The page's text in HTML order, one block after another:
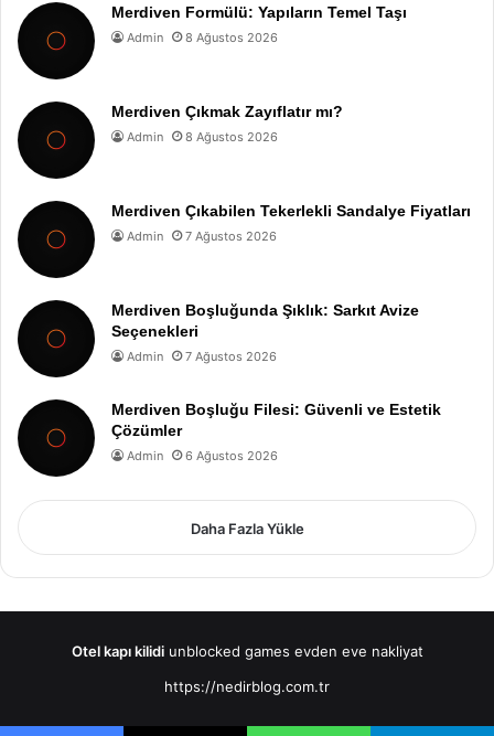
Merdiven Formülü: Yapıların Temel Taşı
Admin 8 Ağustos 2026
Merdiven Çıkmak Zayıflatır mı?
Admin 8 Ağustos 2026
Merdiven Çıkabilen Tekerlekli Sandalye Fiyatları
Admin 7 Ağustos 2026
Merdiven Boşluğunda Şıklık: Sarkıt Avize
Seçenekleri
Admin 7 Ağustos 2026
Merdiven Boşluğu Filesi: Güvenli ve Estetik
Çözümler
Admin 6 Ağustos 2026
Daha Fazla Yükle
Otel kapı kilidi unblocked games evden eve nakliyat
https://nedirblog.com.tr